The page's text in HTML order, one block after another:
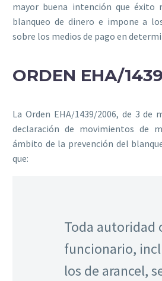
mayor buena intención que
blanqueo de dinero e impone a
sobre los medios de pago en
ORDEN EHA/
La Orden EHA/1439/2006, de 3 de
declaración de movimientos de
ámbito de la prevención del
que:
Toda autoridad
funcionario,
los de arancel,